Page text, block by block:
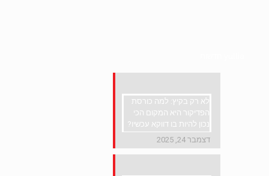
לא רק בקיץ: למה כורסת
הפדיקור היא המקום הכי
נכון להיות בו דווקא עכשיו?
דצמבר 24, 2025